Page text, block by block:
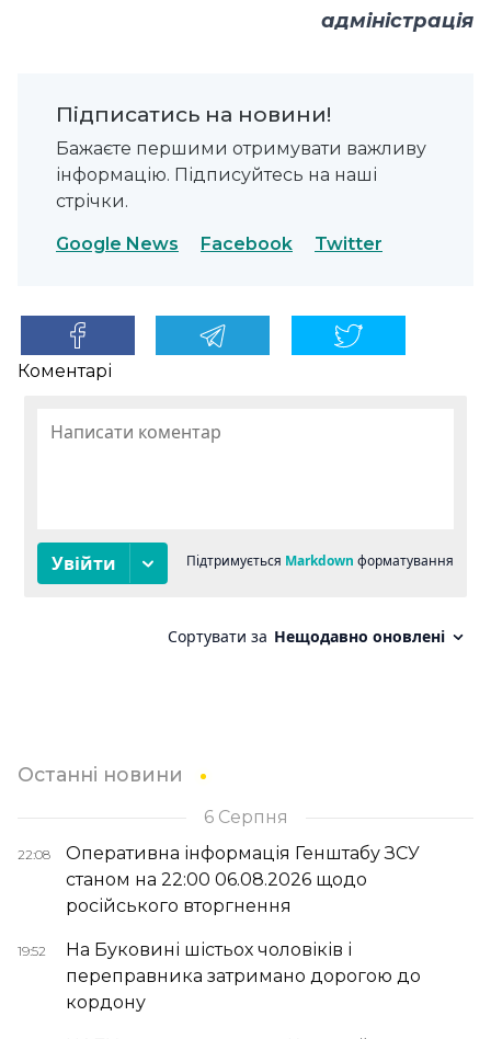
адміністрація
Підписатись на новини!
Бажаєте першими отримувати важливу
інформацію. Підписуйтесь на наші
стрічки.
Google News Facebook Twitter
Коментарі
Останні новини
6 Серпня
22:08
Оперативна інформація Генштабу ЗСУ
станом на 22:00 06.08.2026 щодо
російського вторгнення
19:52
На Буковині шістьох чоловіків і
переправника затримано дорогою до
кордону